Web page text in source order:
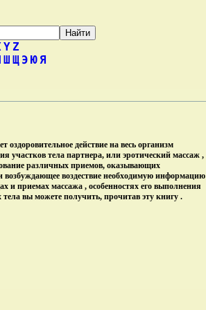
Y Z
Ш Щ Э ЮЯ
оздоровительное действие на весь организм
участков тела партнера, или эротический массаж ,
различных приемов, оказывающих
воздествие необходимую информацию
и приемах массажа , особенностях его выполнения
вы можете получить, прочитав эту книгу .